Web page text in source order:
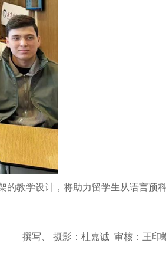
的教学设计，将助力留学生从语言预
撰写、 摄影：杜嘉诚 审核：王印